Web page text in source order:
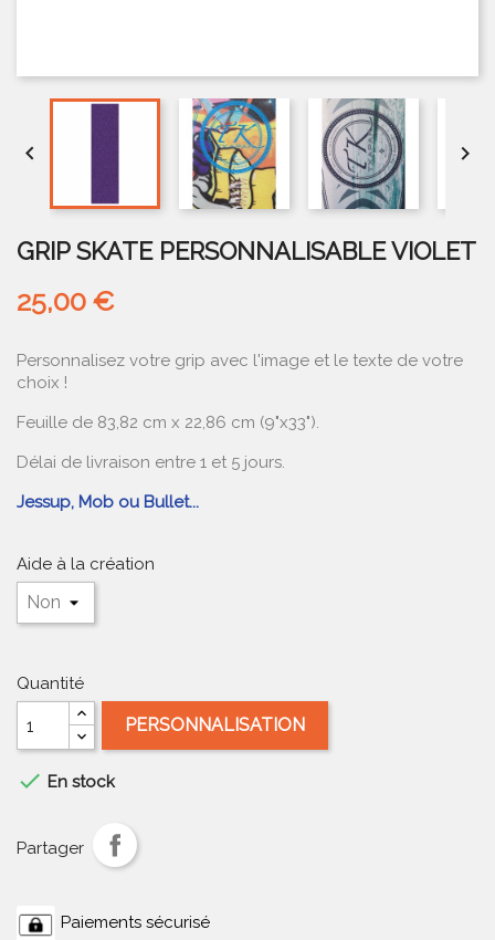
 
GRIP SKATE PERSONNALISABLE VIOLET
25,00 €
Personnalisez votre grip avec l'image et le texte de votre
choix !
Feuille de 83,82 cm x 22,86 cm (9"x33").
Délai de livraison entre 1 et 5 jours.
Jessup, Mob ou Bullet...
Aide à la création
Quantité
PERSONNALISATION
 En stock
Partager
Paiements sécurisé